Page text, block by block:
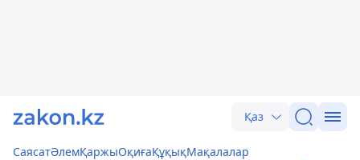
Қаз
СаясатӘлемҚаржыОқиғаҚұқықМақалалар